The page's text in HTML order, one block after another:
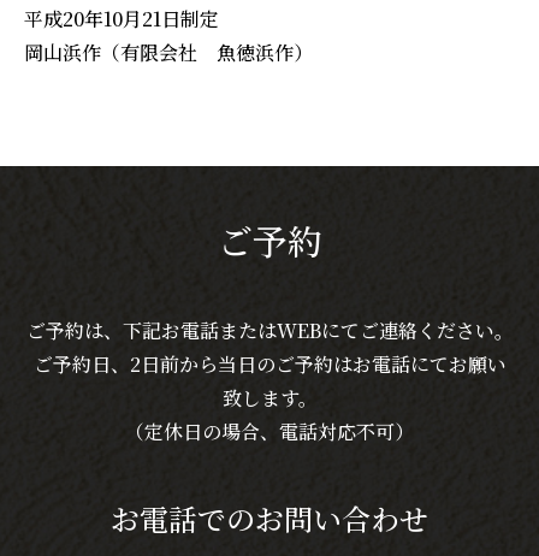
平成20年10月21日制定
岡山浜作（有限会社 魚徳浜作）
ご予約
ご予約は、下記お電話またはWEBにてご連絡ください。
ご予約日、2日前から当日のご予約はお電話にてお願い
致します。
（定休日の場合、電話対応不可）
お電話でのお問い合わせ